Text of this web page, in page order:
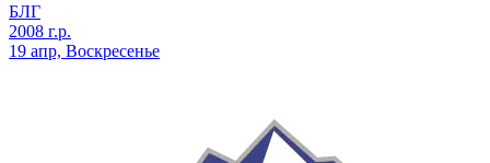
БЛГ
2008 г.р.
19 апр, Воскресенье